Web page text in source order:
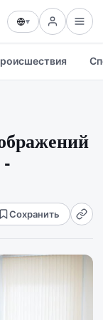
▾
Сохранить